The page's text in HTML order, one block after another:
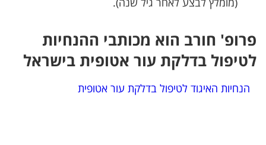
(מומלץ לבצע לאחר גיל שנה).
פרופ' חורב הוא מכותבי ההנחיות
לטיפול בדלקת עור אטופית בישראל
הנחיות האיגוד לטיפול בדלקת עור אטופית